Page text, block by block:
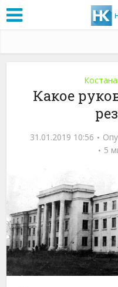
Какое
31.01.2019 10:56
5